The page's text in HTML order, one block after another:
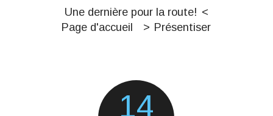
Une dernière pour la route!
Page d'accueil
Présentiser
14